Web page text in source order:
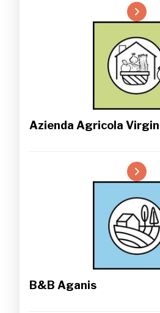
Azienda Agricola
B&B Aganis